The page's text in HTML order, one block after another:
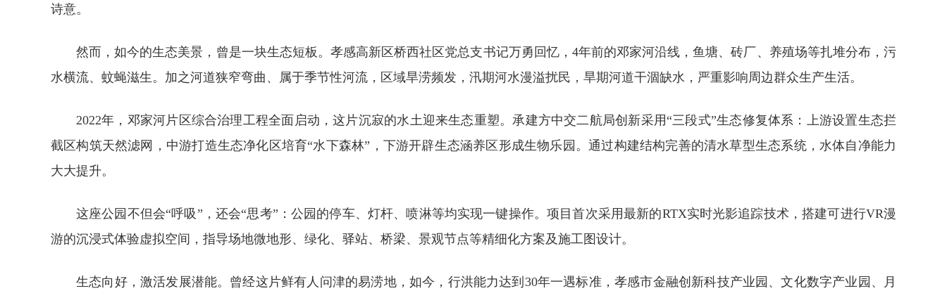
诗意。
然而，如今的生态美景，曾是一块生态短板。孝感高新区桥西社区党总支书记万勇回忆，4年前的邓家河沿线，鱼塘、砖厂、养殖场等扎堆分布，污
水横流、蚊蝇滋生。加之河道狭窄弯曲、属于季节性河流，区域旱涝频发，汛期河水漫溢扰民，旱期河道干涸缺水，严重影响周边群众生产生活。
2022年，邓家河片区综合治理工程全面启动，这片沉寂的水土迎来生态重塑。承建方中交二航局创新采用“三段式”生态修复体系：上游设置生态拦
截区构筑天然滤网，中游打造生态净化区培育“水下森林”，下游开辟生态涵养区形成生物乐园。通过构建结构完善的清水草型生态系统，水体自净能力
大大提升。
这座公园不但会“呼吸”，还会“思考”：公园的停车、灯杆、喷淋等均实现一键操作。项目首次采用最新的RTX实时光影追踪技术，搭建可进行VR漫
游的沉浸式体验虚拟空间，指导场地微地形、绿化、驿站、桥梁、景观节点等精细化方案及施工图设计。
生态向好，激活发展潜能。曾经这片鲜有人问津的易涝地，如今，行洪能力达到30年一遇标准，孝感市金融创新科技产业园、文化数字产业园、月